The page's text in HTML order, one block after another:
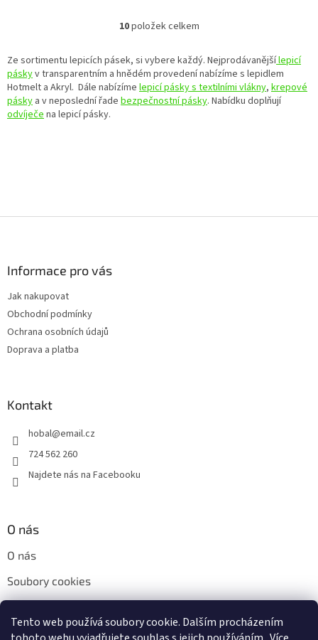
Tento web používá soubory cookie. Dalším procházením
O
l
á
d
a
ý
10položek celkem
Ze sortimentu lepicích pásek, si vybere každý. Nejprodávanějšílepicí
páskyv transparentním a hnědém provedení nabízíme s lepidlem
Hotmelt a Akryl. Dále nabízíme lepicí pásky s textilními vlákny, krepové
pásky a v neposlední řade bezpečnostní pásky. Nabídku doplňují
odvíječe na lepicí pásky.
Informace pro vás
Jak nakupovat
Obchodní podmínky
Ochrana osobních údajů
Doprava a platba
Kontakt
hobal@email.cz
724 562 260
Najdete nás na Facebooku
O nás
O nás
Soubory cookies
Kontakty